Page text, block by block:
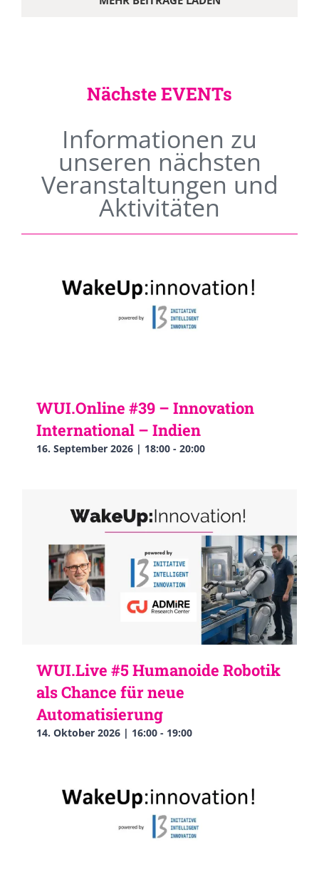
Nächste EVENTs
Informationen zu
unseren nächsten
Veranstaltungen und
Aktivitäten
WUI.Online #39 – Innovation
International – Indien
16. September 2026 | 18:00 - 20:00
WUI.Live #5 Humanoide Robotik
als Chance für neue
Automatisierung
14. Oktober 2026 | 16:00 - 19:00